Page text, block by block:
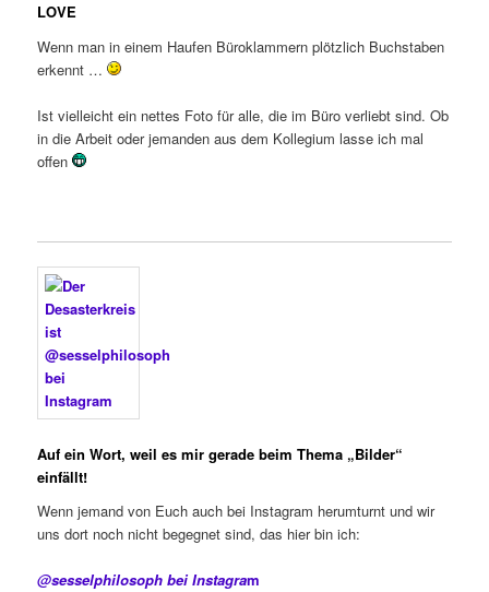
LOVE
Wenn man in einem Haufen Büroklammern plötzlich Buchstaben
erkennt …
Ist vielleicht ein nettes Foto für alle, die im Büro verliebt sind. Ob
in die Arbeit oder jemanden aus dem Kollegium lasse ich mal
offen
Auf ein Wort, weil es mir gerade beim Thema „Bilder“
einfällt!
Wenn jemand von Euch auch bei Instagram herumturnt und wir
uns dort noch nicht begegnet sind, das hier bin ich:
@sesselphilosoph bei Instagram